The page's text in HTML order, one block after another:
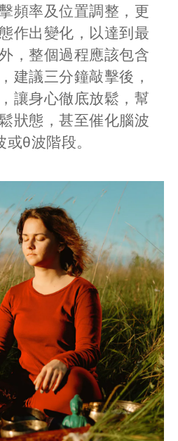
頻率及位置調整，更
作出變化，以達到最
，整個過程應該包含
建議三分鐘敲擊後，
讓身心徹底放鬆，幫
狀態，甚至催化腦波
或θ波階段。